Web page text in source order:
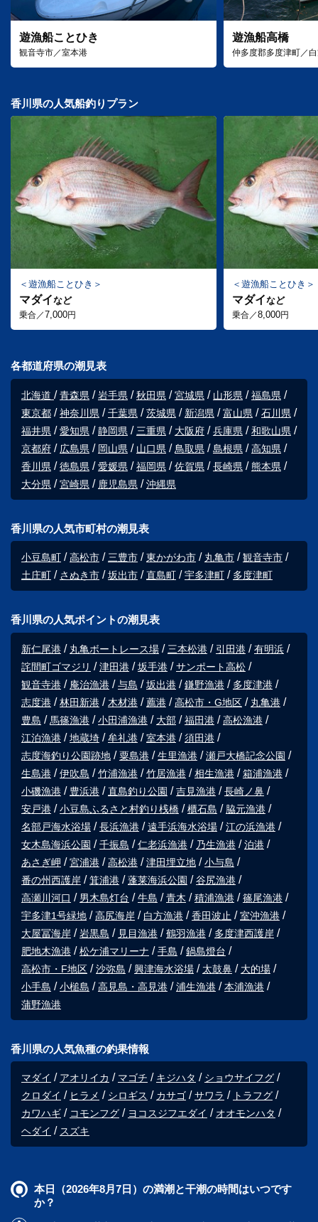
遊漁船ことひき
観音寺市／室本港
遊漁船高橋
仲多度郡多度津町／
香川県の人気船釣りプラン
遊漁船ことひき
マダイなど
乗合／7,000円
遊漁船ことひき
マダイなど
乗合／8,000円
各都道府県の潮見表
北海道 青森県 岩手県 秋田県 宮城県 山形県
福島県
東京都
神奈川県 千葉県 茨城県 新潟県 富山県
石川県
福井県
愛知県 静岡県 三重県 大阪府 兵庫県
和歌山県
京都府
広島県 岡山県 山口県 鳥取県 島根県
高知県
香川県
徳島県 愛媛県 福岡県 佐賀県 長崎県
熊本県
大分県
宮崎県 鹿児島県 沖縄県
香川県の人気市町村の潮見表
小豆島町 高松市 三豊市 東かがわ市 丸亀市
観音寺市
土庄町
さぬき市 坂出市 直島町 宇多津町 多度津町
香川県の人気ポイントの潮見表
新仁尾港 丸亀ボートレース場 三本松港 引田港
有明浜
詫間町ゴマジリ
津田港 坂手港
サンポート高松
観音寺港
庵治漁港 与島 坂出港 鎌野漁港
多度津港
志度港
林田新港 木材港 薦港 高松市・G地区
丸亀港
豊島
馬篠漁港 小田浦漁港 大部 福田港
高松漁港
江泊漁港
地蔵埼 牟礼港 室本港
須田港
志度海釣り公園跡地
粟島港 生里漁港
瀬戸大橋記念公園
生島港
伊吹島 竹浦漁港 竹居漁港 相生漁港
箱浦漁港
小磯漁港
豊浜港 直島釣り公園 吉見漁港
長崎ノ鼻
安戸港
小豆島ふるさと村釣り桟橋 櫃石島
脇元漁港
名部戸海水浴場
長浜漁港 遠手浜海水浴場
江の浜漁港
女木島海浜公園
千振島 仁老浜漁港 乃生漁港
泊港
あさぎ岬
宮浦港 高松港 津田埋立地
小与島
番の州西護岸
箕浦港 蓬莱海浜公園
谷尻漁港
高瀬川河口
男木島灯台 牛島 青木 積浦漁港
篠尾漁港
宇多津1号緑地
高尻海岸 白方漁港 香田波止
室沖漁港
大屋冨海岸
岩黒島 見目漁港 鶴羽漁港
多度津西護岸
肥地木漁港
松ケ浦マリーナ 手島
鍋島燈台
高松市・F地区
沙弥島 興津海水浴場 太鼓鼻
大的場
小手島
小槌島 高見島・高見港 浦生漁港
本浦漁港
蒲野漁港
香川県の人気魚種の釣果情報
マダイ アオリイカ マゴチ キジハタ
ショウサイフグ
クロダイ
ヒラメ シロギス カサゴ サワラ
トラフグ
カワハギ
コモンフグ ヨコスジフエダイ
オオモンハタ
ヘダイ
スズキ
本日（2026年8月7日）の満潮と干潮の時間はいつです
か？